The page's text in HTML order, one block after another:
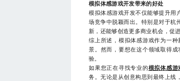
模拟体感游戏开发带来的好处
模拟体感游戏开发不仅能够提升用
场竞争中脱颖而出。特别是对于杭
新，还能够创造更多商业机会，促
综上所述，模拟体感游戏作为一
景。然而，要想在这个领域取得
验。
如果您正在寻找专业的模拟体感游
务。无论是从创意构思到最终上线